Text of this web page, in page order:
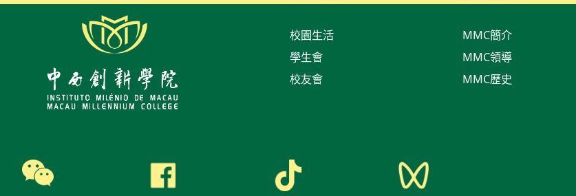
校園生活
學生會
校友會
MMC簡介
MMC領導
MMC歷史